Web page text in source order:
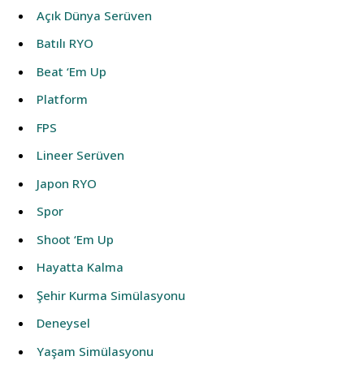
Açık Dünya Serüven
Batılı RYO
Beat ‘Em Up
Platform
FPS
Lineer Serüven
Japon RYO
Spor
Shoot ‘Em Up
Hayatta Kalma
Şehir Kurma Simülasyonu
Deneysel
Yaşam Simülasyonu